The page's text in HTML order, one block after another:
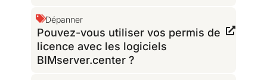
Dépanner
Pouvez-vous utiliser vos permis de
licence avec les logiciels
BIMserver.center ?